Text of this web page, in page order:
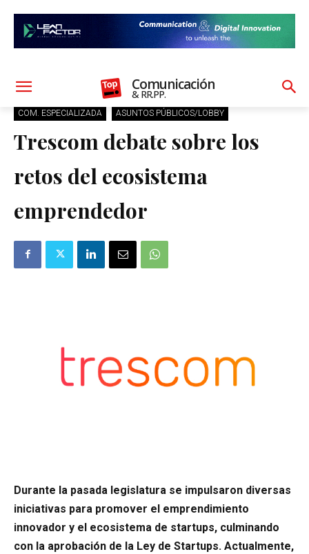
Comunicación
& RR.PP.
COM. ESPECIALIZADA ASUNTOS PÚBLICOS/LOBBY
Trescom debate sobre los
retos del ecosistema
emprendedor
Durante la pasada legislatura se impulsaron diversas
iniciativas para promover el emprendimiento
innovador y el ecosistema de startups, culminando
con la aprobación de la Ley de Startups. Actualmente,